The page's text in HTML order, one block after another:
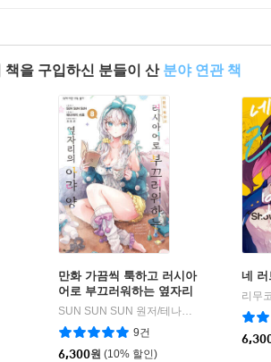
책을 구입하신 분들이 산 분야 연관 책
만화 가끔씩 툭하고 러시아
어로 부끄러워하는 옆자리
의 아랴 양 8
SUN SUN SUN 원저/테나마치 사호 글그림/이승원 역
9건
6,300원 (10% 할인)
네 러
리무